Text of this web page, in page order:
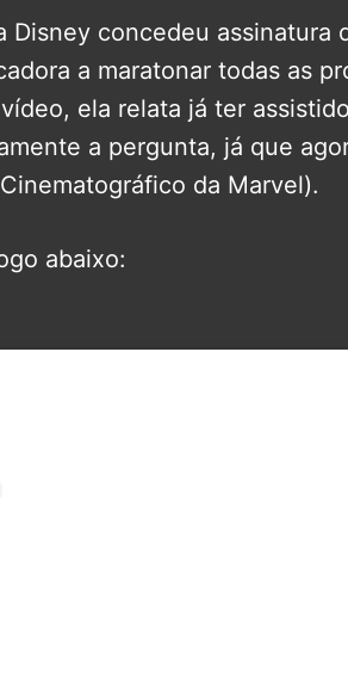
Disney concedeu assinatura
a maratonar todas as
ela relata já ter
a pergunta, já que
da Marvel).
abaixo: